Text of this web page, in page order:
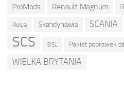
ProMods Renault Magnum
Rosja Skandynawia SCANIA
SCS SISL Pakiet poprawek
WIELKA BRYTANIA